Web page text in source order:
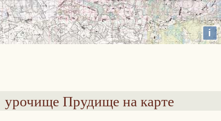
i
урочище Прудище на карте